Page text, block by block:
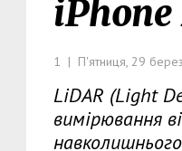
1 | П'ятниця, 29
LiDAR (Light
вимірювання